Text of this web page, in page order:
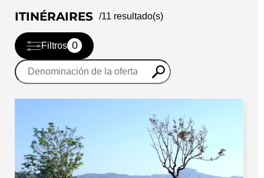
ITINÉRAIRES /11 resultado(s)
Filtros 0